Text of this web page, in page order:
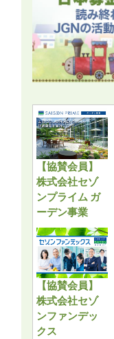
【協賛会員】
株式会社セゾ
ンプライム ガ
ーデン事業
【協賛会員】
株式会社セゾ
ンファンデッ
クス